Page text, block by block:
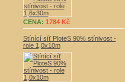
CENA: 1784 Kč
Stínící síť PloteS 90% stínivost -
role 1,0x10m